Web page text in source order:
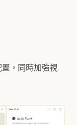
，同時加強視